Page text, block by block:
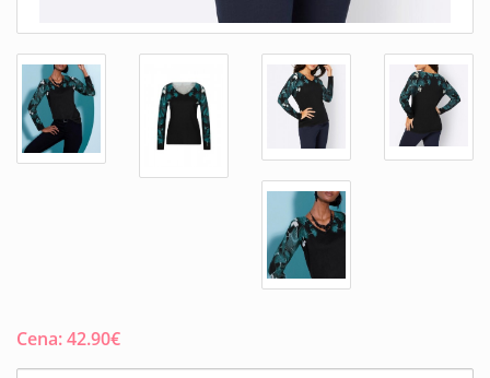
Cena:42.90€